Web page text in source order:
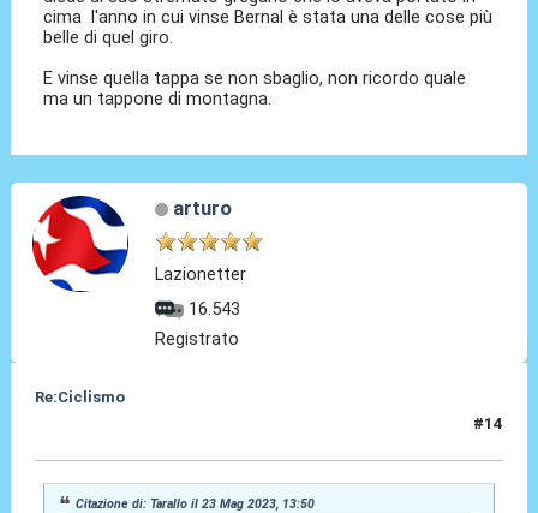
cima l'anno in cui vinse Bernal è stata una delle cose più
belle di quel giro.
E vinse quella tappa se non sbaglio, non ricordo quale
ma un tappone di montagna.
arturo
Lazionetter
16.543
Registrato
Re:Ciclismo
#14
Citazione di: Tarallo il 23 Mag 2023, 13:50